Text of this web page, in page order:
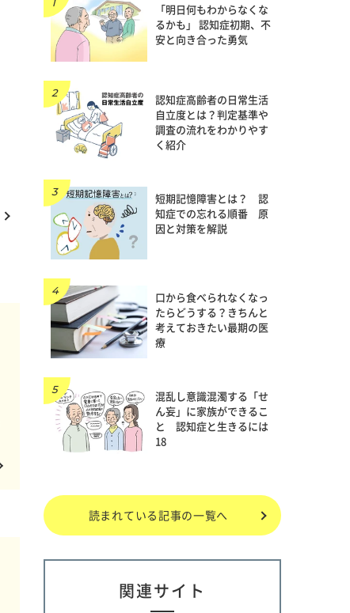
「明日何もわからなくな
るかも」 認知症初期、不
安と向き合った勇気
認知症高齢者の日常生活
自立度とは？判定基準や
調査の流れをわかりやす
く紹介
短期記憶障害とは？ 認
知症での忘れる順番 原
因と対策を解説
口から食べられなくなっ
たらどうする？きちんと
考えておきたい最期の医
療
混乱し意識混濁する「せ
ん妄」に家族ができるこ
と 認知症と生きるには
18
読まれている記事の一覧へ
関連サイト